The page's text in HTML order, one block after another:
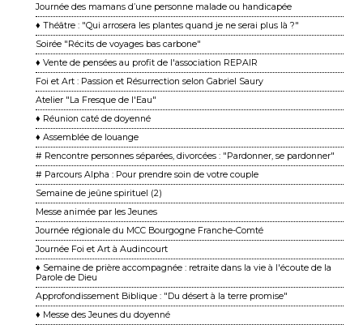
Journée des mamans d’une personne malade ou handicapée
♦ Théâtre : "Qui arrosera les plantes quand je ne serai plus là ?"
Soirée "Récits de voyages bas carbone"
♦ Vente de pensées au profit de l'association REPAIR
Foi et Art : Passion et Résurrection selon Gabriel Saury
Atelier "La Fresque de l'Eau"
♦ Réunion caté de doyenné
♦ Assemblée de louange
# Rencontre personnes séparées, divorcées : "Pardonner, se pardonner"
# Parcours Alpha : Pour prendre soin de votre couple
Semaine de jeûne spirituel (2)
Messe animée par les Jeunes
Journée régionale du MCC Bourgogne Franche-Comté
Journée Foi et Art à Audincourt
♦ Semaine de prière accompagnée : retraite dans la vie à l'écoute de la
Parole de Dieu
Approfondissement Biblique : "Du désert à la terre promise"
♦ Messe des Jeunes du doyenné